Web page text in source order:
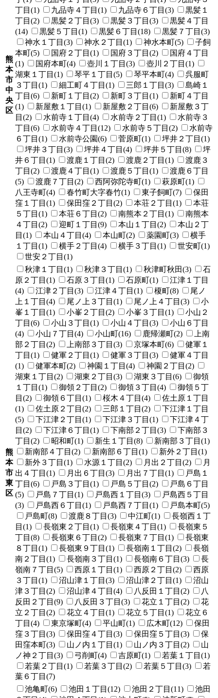
熊
本
市
中
央
区
丁目(1)
九品寺４丁目(1) 九品寺６丁目(3)
黒髪１
丁目(2)
黒髪２丁目(3) 黒髪３丁目(3)
黒髪４丁目
(14)
黒髪５丁目(1) 黒髪６丁目(18)
黒髪７丁目(3)
神水１丁目(3)
神水２丁目(1) 神水本町(5)
子飼
本町(5)
国府２丁目(1) 国府３丁目(2)
国府４丁目
(1)
国府本町(4) 壺川１丁目(3)
壺川２丁目(1)
湖東１丁目(1)
琴平１丁目(5) 琴平本町(4)
呉服町
３丁目(1)
細工町４丁目(1) 三郎１丁目(3)
島崎１
丁目(6)
新町１丁目(2) 新町３丁目(1)
新町４丁目
(1)
新屋敷１丁目(1) 新屋敷２丁目(6)
新屋敷３丁
目(2)
水前寺１丁目(4) 水前寺２丁目(1)
水前寺３
丁目(6)
水前寺４丁目(12) 水前寺５丁目(2)
水前寺
６丁目(1)
水前寺公園(6) 菅原町(1)
坪井２丁目(1)
坪井３丁目(3)
坪井４丁目(4) 坪井５丁目(8)
坪
井６丁目(1)
渡鹿１丁目(2) 渡鹿２丁目(1)
渡鹿３
丁目(2)
渡鹿４丁目(1) 渡鹿５丁目(1)
渡鹿６丁目
(5)
渡鹿７丁目(2) 西阿弥陀寺町(1)
萩原町(1)
八王寺町(4)
春竹町大字春竹(1) 東子飼町(7)
保田
窪１丁目(1)
保田窪２丁目(2) 本荘２丁目(1)
本荘
５丁目(1)
本荘６丁目(2) 南熊本２丁目(1)
南熊本
４丁目(2)
迎町１丁目(9) 本山１丁目(2)
本山２丁
目(1)
本山４丁目(4) 本山町(2) 薬園町(3)
横手
１丁目(1)
横手２丁目(4) 横手３丁目(1)
世安町(1)
世安２丁目(1)
熊
本
市
東
区
秋津１丁目(1) 秋津３丁目(1) 秋津町秋田(3)
石
原２丁目(1)
石原３丁目(1) 石原町(1)
江津１丁目
(4)
江津２丁目(3) 江津４丁目(1) 榎町(8)
尾ノ
上１丁目(4)
尾ノ上３丁目(1) 尾ノ上４丁目(3)
小
峯１丁目(1)
小峯２丁目(2) 小峯３丁目(1)
小山２
丁目(6)
小山３丁目(1) 小山４丁目(3)
小山６丁目
(4)
小山７丁目(4) 小山町(16) 鹿帰瀬町(2)
上南
部２丁目(2)
上南部３丁目(3) 京塚本町(6)
健軍１
丁目(1)
健軍２丁目(1) 健軍３丁目(3)
健軍４丁目
(1)
健軍本町(2) 神園１丁目(4)
神園２丁目(2)
湖東１丁目(2)
湖東２丁目(3) 湖東３丁目(6)
御領
１丁目(1)
御領２丁目(2) 御領３丁目(4)
御領５丁
目(2)
御領６丁目(1) 桜木４丁目(4)
佐土原１丁目
(1)
佐土原２丁目(2) 三郎１丁目(2)
下江津１丁目
(5)
下江津２丁目(1) 下江津３丁目(1)
下江津４丁
目(2)
下江津６丁目(1) 下南部２丁目(3)
下南部３
丁目(2)
昭和町(1) 新生１丁目(8)
新南部３丁目(1)
新南部４丁目(2)
新南部６丁目(1)
新外２丁目(1)
新外３丁目(1)
水源１丁目(2) 月出２丁目(2)
月
出４丁目(1)
月出６丁目(3) 月出７丁目(1)
戸島１
丁目(6)
戸島３丁目(1) 戸島５丁目(2)
戸島６丁目
(5)
戸島７丁目(1) 戸島西１丁目(3)
戸島西５丁目
(3)
戸島西６丁目(1) 戸島西７丁目(1)
戸島本町(5)
戸島町(8)
渡鹿８丁目(3) 中江町(1)
長嶺西１丁
目(1)
長嶺東２丁目(1) 長嶺東４丁目(1)
長嶺東５
丁目(8)
長嶺東６丁目(2) 長嶺東７丁目(1)
長嶺東
８丁目(1)
長嶺東９丁目(1) 長嶺南１丁目(2)
長嶺
南２丁目(1)
長嶺南３丁目(1) 長嶺南６丁目(3)
長
嶺南７丁目(5)
西原１丁目(1) 西原２丁目(2)
西原
３丁目(1)
沼山津１丁目(3) 沼山津２丁目(1)
沼山
津３丁目(2)
沼山津４丁目(4) 八反田１丁目(2)
八
反田２丁目(9)
八反田３丁目(3) 花立１丁目(2)
花
立２丁目(2)
花立４丁目(1) 花立５丁目(1)
花立６
丁目(4)
東京塚町(4) 平山町(1) 広木町(12)
保田
窪３丁目(3)
保田窪４丁目(3) 保田窪５丁目(3)
保
田窪本町(3)
山ノ内１丁目(1) 山ノ内３丁目(2)
山
ノ神２丁目(3)
弓削町(4) 吉原町(1)
若葉１丁目(1)
若葉２丁目(1)
若葉３丁目(2) 若葉５丁目(3)
若
葉６丁目(7)
池亀町(6) 池田１丁目(12) 池田２丁目(11)
池田